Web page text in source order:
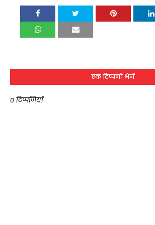
एक टिप्पणी भेजें
0 टिप्पणियाँ